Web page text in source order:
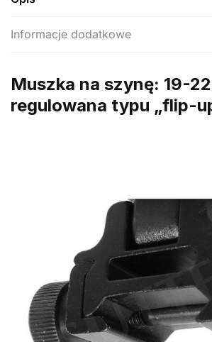
Informacje dodatkowe
Muszka na szynę: 19-
regulowana typu „flip-